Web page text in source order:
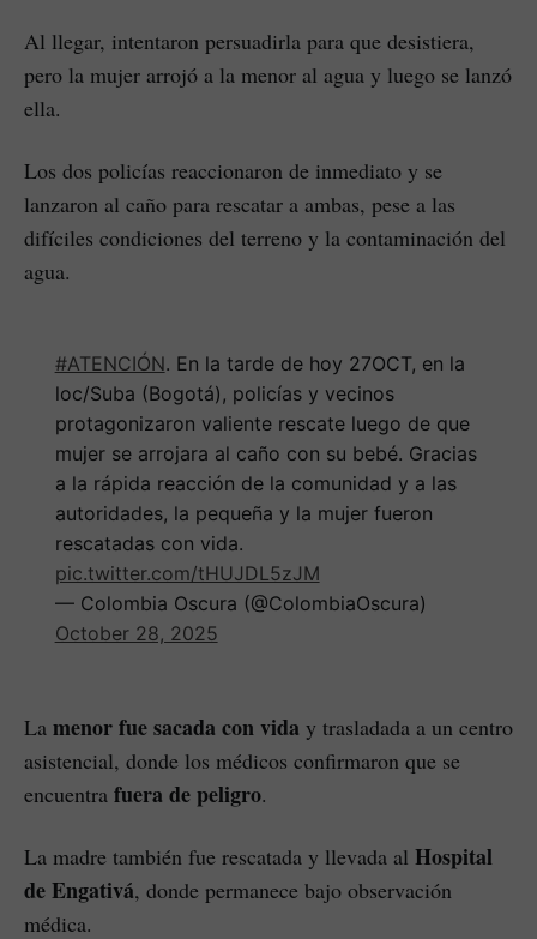
Al llegar, intentaron persuadirla para que desistiera,
pero la mujer arrojó a la menor al agua y luego se lanzó
ella.
Los dos policías reaccionaron de inmediato y se
lanzaron al caño para rescatar a ambas, pese a las
difíciles condiciones del terreno y la contaminación del
agua.
#ATENCIÓN. En la tarde de hoy 27OCT, en la
loc/Suba (Bogotá), policías y vecinos
protagonizaron valiente rescate luego de que
mujer se arrojara al caño con su bebé. Gracias
a la rápida reacción de la comunidad y a las
autoridades, la pequeña y la mujer fueron
rescatadas con vida.
pic.twitter.com/tHUJDL5zJM
— Colombia Oscura (@ColombiaOscura)
October 28, 2025
La menor fue sacada con vida y trasladada a un centro
asistencial, donde los médicos confirmaron que se
encuentra fuera de peligro.
La madre también fue rescatada y llevada al Hospital
de Engativá, donde permanece bajo observación
médica.